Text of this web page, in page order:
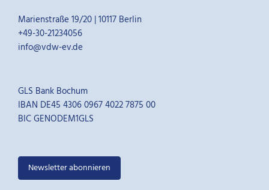
Marienstraße 19/20 | 10117 Berlin
+49-30-21234056
info@vdw-ev.de
GLS Bank Bochum
IBAN DE45 4306 0967 4022 7875 00
BIC GENODEM1GLS
Newsletter abonnieren